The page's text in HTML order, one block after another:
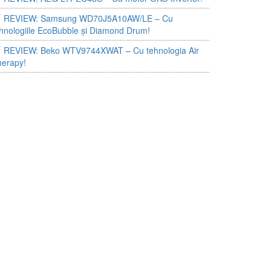
REVIEW: Samsung WD70J5A10AW/LE – Cu
EcoBubble și Diamond Drum!
REVIEW: Beko WTV9744XWAT – Cu tehnologia Air